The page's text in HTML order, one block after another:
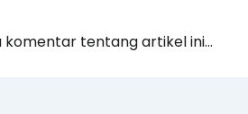
tentang artikel ini...